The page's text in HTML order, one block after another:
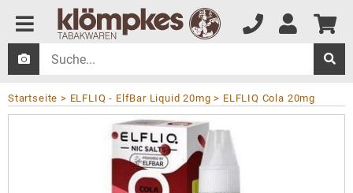
Startseite ELFLIQ - ElfBar Liquid 20mg ELFLIQ Cola 20mg